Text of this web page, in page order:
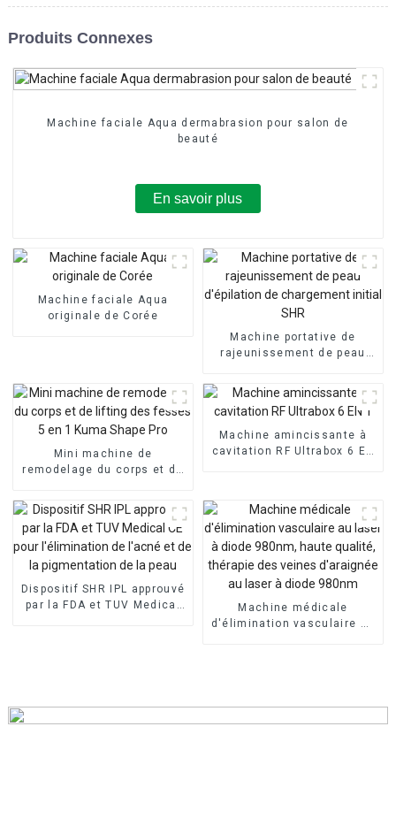
Produits Connexes
Machine faciale Aqua dermabrasion pour salon de
beauté
En savoir plus
Machine faciale Aqua
originale de Corée
Machine portative de
rajeunissement de peau
initial SHR
Mini machine de
remodelage du corps et de
Kuma Shape Pro
Machine amincissante à
cavitation RF Ultrabox 6 EN
Dispositif SHR IPL approuvé
par la FDA et TUV Medical
Machine médicale
d'élimination vasculaire au